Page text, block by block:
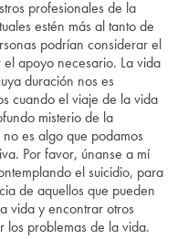
profesionales de la
estén más al tanto de
podrían considerar el
apoyo necesario. La vida
duración nos es
cuando el viaje de la vida
misterio de la
es algo que podamos
Por favor, únanse a mí
el suicidio, para
de aquellos que pueden
vida y encontrar otros
los problemas de la vida.